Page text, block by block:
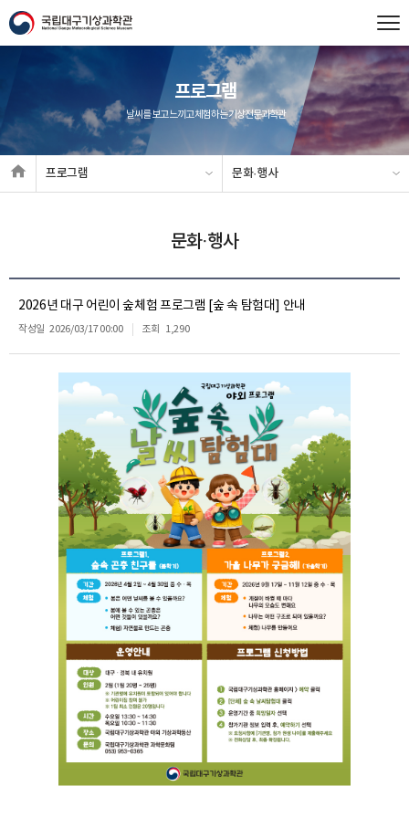
프로그램
날씨를 보고 느끼고 체험하는 기상전문과학관
프로그램 문화·행사
문화·행사
2026년 대구 어린이 숲체험 프로그램 [숲 속 탐험대] 안내
작성일 2026/03/17 00:00 조회 1,290